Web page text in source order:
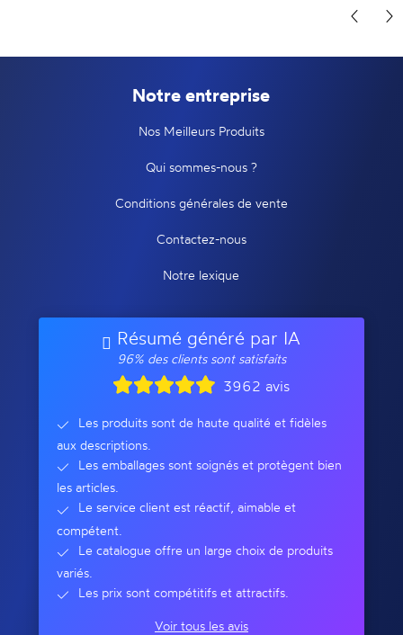
Notre entreprise
Nos Meilleurs Produits
Qui sommes-nous ?
Conditions générales de vente
Contactez-nous
Notre lexique
Résumé généré par IA
96% des clients sont satisfaits
3962 avis
Les produits sont de haute qualité et fidèles
aux descriptions.
Les emballages sont soignés et protègent bien
les articles.
Le service client est réactif, aimable et
compétent.
Le catalogue offre un large choix de produits
variés.
Les prix sont compétitifs et attractifs.
Voir tous les avis